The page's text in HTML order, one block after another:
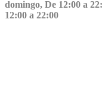
domingo, De 12:00 a
12:00 a 22:00